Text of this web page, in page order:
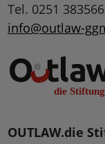
Tel. 0251
info@outlaw-
OUTLAW.die